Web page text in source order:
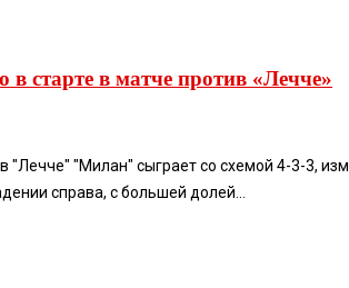
в старте в матче против «Лечче»
"Лечче" "Милан" сыграет со схемой 4-3-3,
справа, с большей долей...